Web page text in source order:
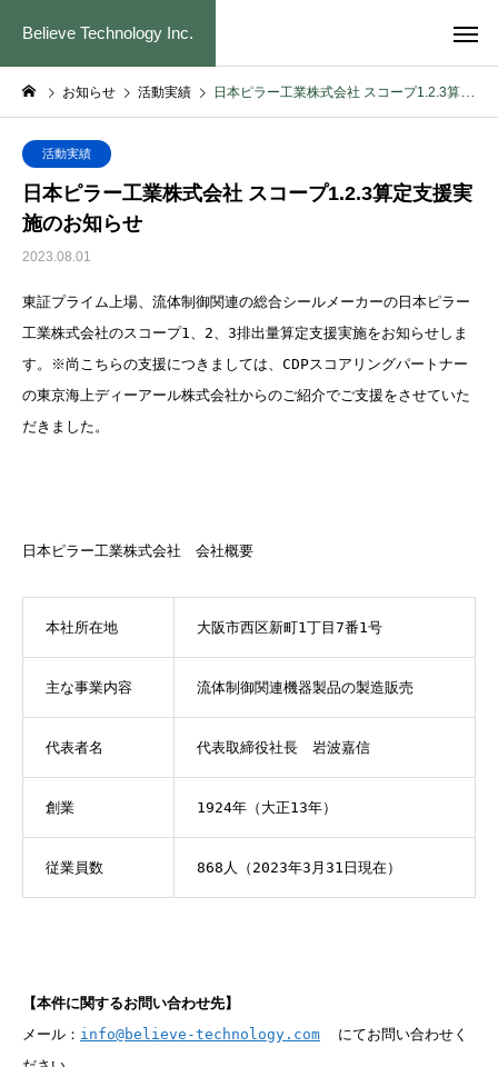
Believe Technology Inc.
お知らせ 活動実績 日本ピラー工業株式会社 スコープ1.2.3算定支援実施のお知らせ
活動実績
日本ピラー工業株式会社 スコープ1.2.3算定支援実
施のお知らせ
2023.08.01
東証プライム上場、流体制御関連の総合シールメーカーの日本ピラー
工業株式会社のスコープ1、2、3排出量算定支援実施をお知らせしま
す。※尚こちらの支援につきましては、CDPスコアリングパートナー
の東京海上ディーアール株式会社からのご紹介でご支援をさせていた
だきました。
日本ピラー工業株式会社 会社概要
本社所在地 大阪市西区新町1丁目7番1号
主な事業内容 流体制御関連機器製品の製造販売
代表者名 代表取締役社長 岩波嘉信
創業 1924年（大正13年）
従業員数 868人（2023年3月31日現在）
【本件に関するお問い合わせ先】
メール： info@believe-technology.com にてお問い合わせく